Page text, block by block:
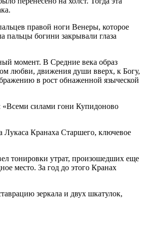
правой ноги Венеры, которое
пальцы богини закрывали глаза
момент. В Средние века образ
любви, движения души вверх, к Богу,
в рост обнаженной языческой
«Всеми силами гони Купидоново
Кранаха Старшего, ключевое
тонировки утрат, произошедших еще
место. За год до этого Кранах
зеркала и двух шкатулок,